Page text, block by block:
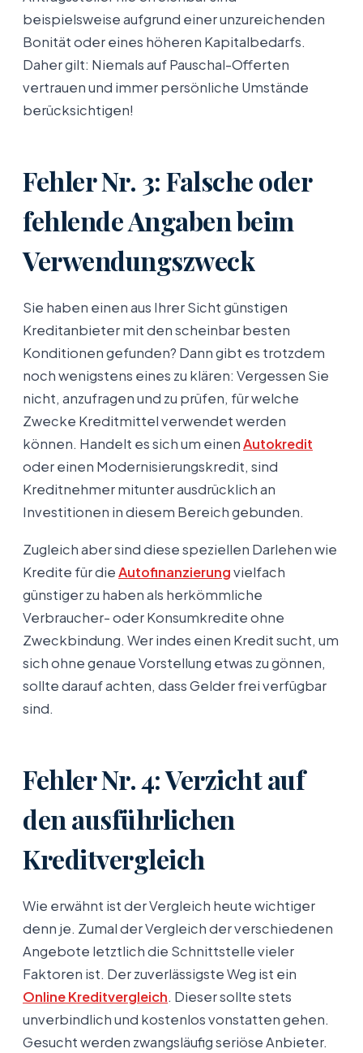
beispielsweise aufgrund einer unzureichenden
Bonität oder eines höheren Kapitalbedarfs.
Daher gilt: Niemals auf Pauschal-Offerten
vertrauen und immer persönliche Umstände
berücksichtigen!
Fehler Nr. 3: Falsche oder
fehlende Angaben beim
Verwendungszweck
Sie haben einen aus Ihrer Sicht günstigen
Kreditanbieter mit den scheinbar besten
Konditionen gefunden? Dann gibt es trotzdem
noch wenigstens eines zu klären: Vergessen Sie
nicht, anzufragen und zu prüfen, für welche
Zwecke Kreditmittel verwendet werden
können. Handelt es sich um einenAutokredit
oder einen Modernisierungskredit, sind
Kreditnehmer mitunter ausdrücklich an
Investitionen in diesem Bereich gebunden.
Zugleich aber sind diese speziellen Darlehen wie
Kredite für dieAutofinanzierungvielfach
günstiger zu haben als herkömmliche
Verbraucher- oder Konsumkredite ohne
Zweckbindung. Wer indes einen Kredit sucht, um
sich ohne genaue Vorstellung etwas zu gönnen,
sollte darauf achten, dass Gelder frei verfügbar
sind.
Fehler Nr. 4: Verzicht auf
den ausführlichen
Kreditvergleich
Wie erwähnt ist der Vergleich heute wichtiger
denn je. Zumal der Vergleich der verschiedenen
Angebote letztlich die Schnittstelle vieler
Faktoren ist. Der zuverlässigste Weg ist ein
Online Kreditvergleich. Dieser sollte stets
unverbindlich und kostenlos vonstatten gehen.
Gesucht werden zwangsläufig seriöse Anbieter.